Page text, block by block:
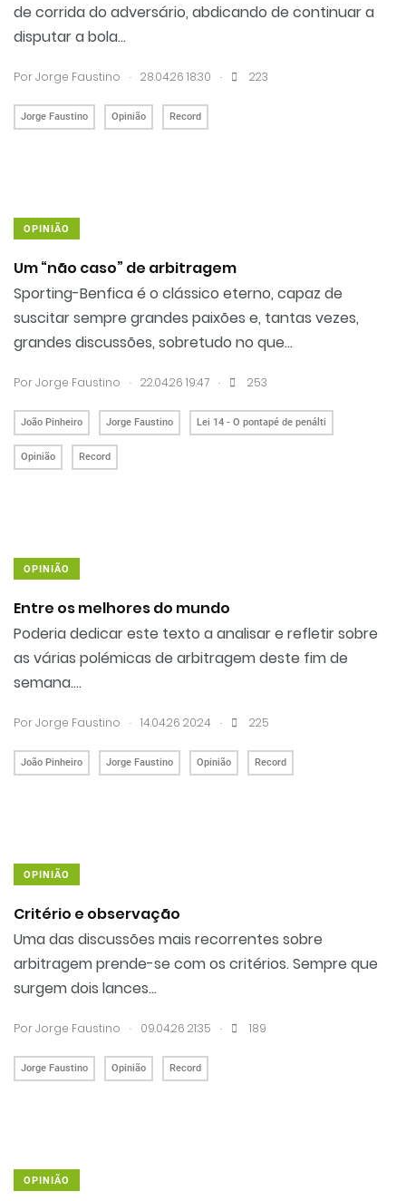
de corrida do adversário, abdicando de continuar a
disputar a bola...
PorJorge Faustino . 28.04.26 18:30 . 223
Jorge Faustino Opinião Record
OPINIÃO
Um “não caso” de arbitragem
Sporting-Benfica é o clássico eterno, capaz de
suscitar sempre grandes paixões e, tantas vezes,
grandes discussões, sobretudo no que...
PorJorge Faustino . 22.04.26 19:47 . 253
João Pinheiro Jorge Faustino Lei 14 - O pontapé de penálti
Opinião Record
OPINIÃO
Entre os melhores do mundo
Poderia dedicar este texto a analisar e refletir sobre
as várias polémicas de arbitragem deste fim de
semana....
PorJorge Faustino . 14.04.26 20:24 . 225
João Pinheiro Jorge Faustino Opinião Record
OPINIÃO
Critério e observação
Uma das discussões mais recorrentes sobre
arbitragem prende-se com os critérios. Sempre que
surgem dois lances...
PorJorge Faustino . 09.04.26 21:35 . 189
Jorge Faustino Opinião Record
OPINIÃO